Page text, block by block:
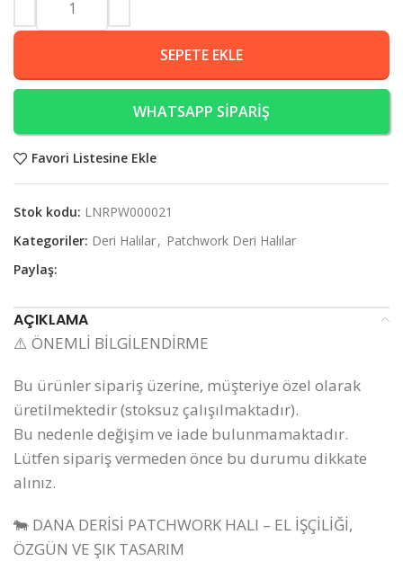
SEPETE EKLE
WHATSAPP SİPARİŞ
Favori Listesine Ekle
Stok kodu: LNRPW000021
Kategoriler: Deri Halılar, Patchwork Deri Halılar
Paylaş:
AÇIKLAMA
⚠️ ÖNEMLİ BİLGİLENDİRME
Bu ürünler sipariş üzerine, müşteriye özel olarak
üretilmektedir (stoksuz çalışılmaktadır).
Bu nedenle değişim ve iade bulunmamaktadır.
Lütfen sipariş vermeden önce bu durumu dikkate
alınız.
🐄 DANA DERİSİ PATCHWORK HALI – EL İŞÇİLİĞİ,
ÖZGÜN VE ŞIK TASARIM